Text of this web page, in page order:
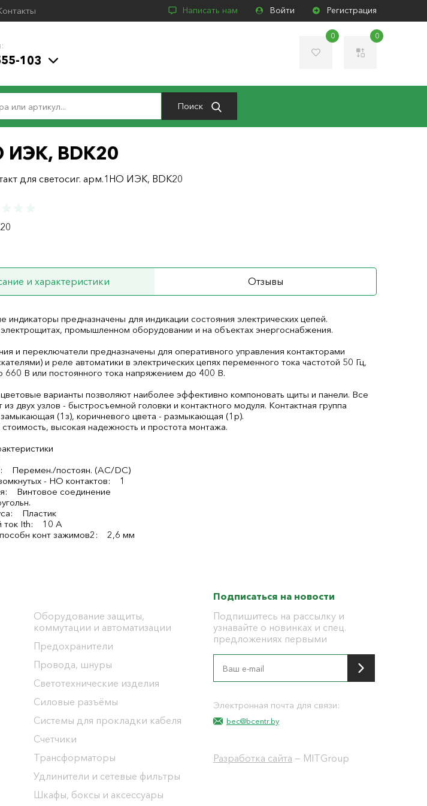
Написать нам Войти Регистрация
103
0 0
Поиск
ИЭК, BDK20
для светосиг. арм.1НО ИЭК, BDK20
и характеристики Отзывы
индикаторы предназначены для индикации состояния электрических цепей.
промышленном оборудовании и на объектах энергоснабжения.
и переключатели предназначены для оперативного управления контакторами
и реле автоматики в электрических цепях переменного тока частотой 50 Гц,
660 В или постоянного тока напряжением до 400 В.
варианты позволяют наиболее эффективно компоновать щиты и панели. Все
из двух узлов - быстросъемной головки и контактного модуля. Контактная группа
(1з), коричневого цвета - размыкающая (1р).
стоимость, высокая надежность и простота монтажа.
Перемен./постоян. (AC/DC)
- НО контактов: 1
Винтовое соединение
Пластик
ток Ith: 10 А
конт зажимов2: 2,6 мм
Оборудование защиты,
коммутации и автоматизации
Предохранители
Провода, шнуры
Светотехнические изделия
Силовые разъёмы
Системы для прокладки кабеля
Счетчики
Трансформаторы
Удлинители и сетевые фильтры
Шкафы, боксы и аксессуары
Подписаться на новости
Подпишитесь на рассылку и
узнавайте о новинках и спец.
предложениях первыми
Электронная почта для связи:
bec@bcentr.by
Разработка сайта — MITGroup